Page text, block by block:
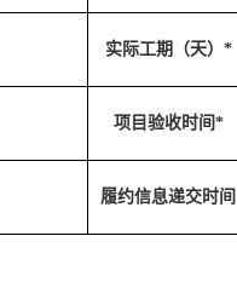
实际工期（天）*
项目验收时间*
履约信息递交时间